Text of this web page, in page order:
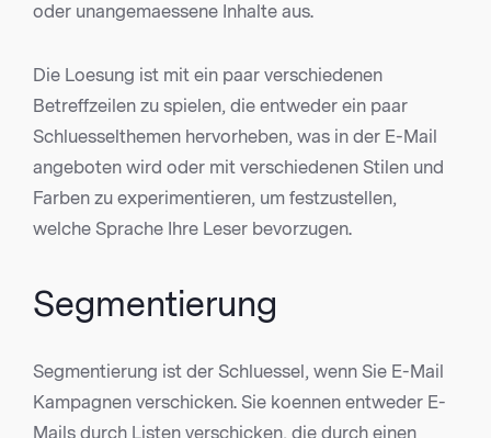
oder unangemaessene Inhalte aus.
Die Loesung ist mit ein paar verschiedenen
Betreffzeilen zu spielen, die entweder ein paar
Schluesselthemen hervorheben, was in der E-Mail
angeboten wird oder mit verschiedenen Stilen und
Farben zu experimentieren, um festzustellen,
welche Sprache Ihre Leser bevorzugen.
Segmentierung
Segmentierung ist der Schluessel, wenn Sie E-Mail
Kampagnen verschicken. Sie koennen entweder E-
Mails durch Listen verschicken, die durch einen